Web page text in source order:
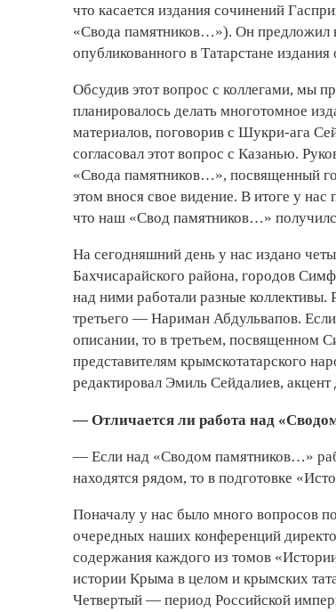
что касается издания сочинений
«Свода памятников…»). Он предложил
опубликованного в Татарстане
Обсудив этот вопрос с коллегами, мы
планировалось делать многотомное
материалов, поговорив с Шукри-ага
согласовал этот вопрос с Казанью.
«Свода памятников…», посвященный
этом внося свое видение. В итоге у
что наш «Свод памятников…»
На сегодняшний день у нас издано
Бахчисарайского района, городов
над ними работали разные
третьего — Нариман Абдульвапов.
описании, то в третьем,
представителям крымскотатарского
редактировал Эмиль Сейдалиев,
— Отличается ли работа над
— Если над «Сводом памятников…»
находятся рядом, то в подготовке
Поначалу у нас было много вопросов
очередных наших конференций
содержания каждого из томов
истории Крыма в целом и крымских
Четвертый — период Российской